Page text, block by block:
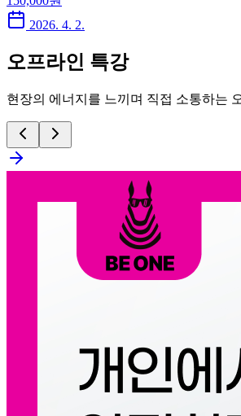
2026. 4. 2.
오프라인 특강
현장의 에너지를 느끼며 직접 소통하는